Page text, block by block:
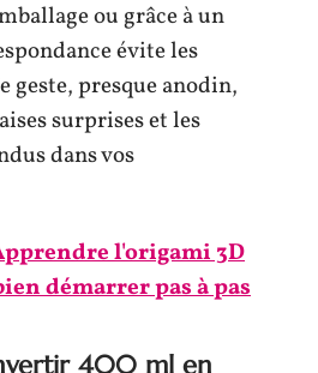
ou grâce à un
évite les
geste, presque anodin,
surprises et les
dans vos
l'origami 3D
démarrer pas à pas
400 ml en